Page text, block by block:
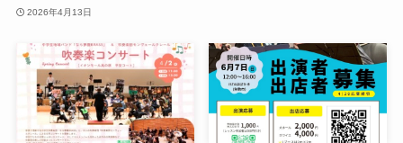
2026年4月13日